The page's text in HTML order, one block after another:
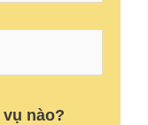
nào?